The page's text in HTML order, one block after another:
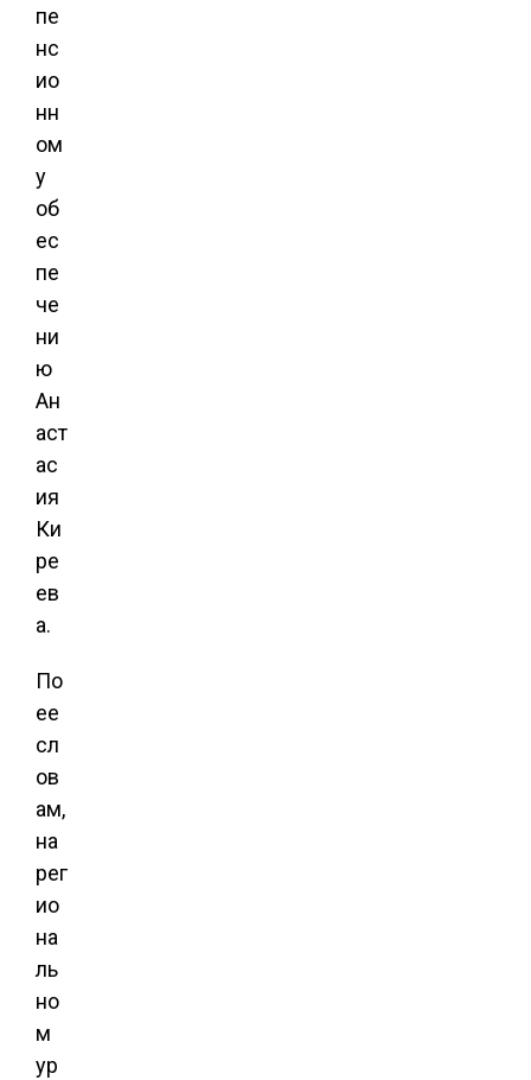
пе
нс
ио
нн
ом
у
об
ес
пе
че
ни
ю
Ан
аст
ас
ия
Ки
ре
ев
а.
По
ее
сл
ов
ам,
на
рег
ио
на
ль
но
м
ур